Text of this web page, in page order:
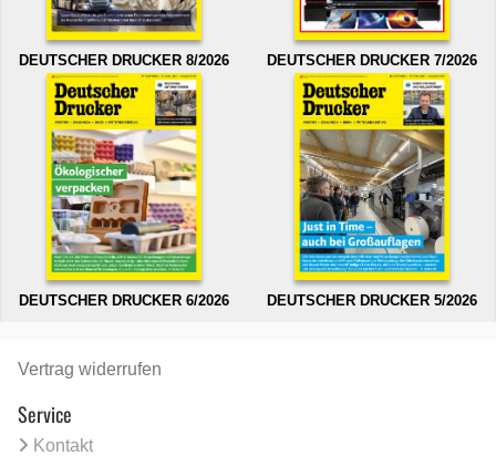
DEUTSCHER DRUCKER 8/2026 DEUTSCHER DRUCKER 7/2026
DEUTSCHER DRUCKER 6/2026 DEUTSCHER DRUCKER 5/2026
Vertrag widerrufen
Service
Kontakt